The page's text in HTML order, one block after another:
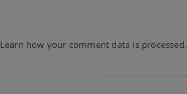
Learn how your comment data is processed.